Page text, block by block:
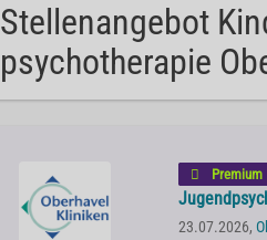
Stellenangebot
psychotherapie
Premium
23.07.2026,